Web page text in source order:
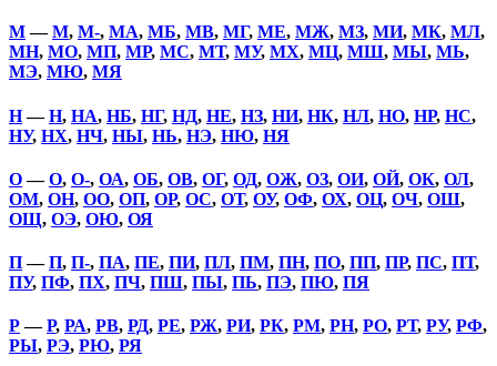
М—М, М-, МА, МБ, МВ, МГ, МЕ, МЖ, МЗ, МИ, МК, МЛ,
МН, МО, МП, МР, МС, МТ, МУ, МХ, МЦ, МШ, МЫ, МЬ,
МЭ, МЮ, МЯ
Н—Н, НА, НБ, НГ, НД, НЕ, НЗ, НИ, НК, НЛ, НО, НР, НС,
НУ, НХ, НЧ, НЫ, НЬ, НЭ, НЮ, НЯ
О—О, О-, ОА, ОБ, ОВ, ОГ, ОД, ОЖ, ОЗ, ОИ, ОЙ, ОК, ОЛ,
ОМ, ОН, ОО, ОП, ОР, ОС, ОТ, ОУ, ОФ, ОХ, ОЦ, ОЧ, ОШ,
ОЩ, ОЭ, ОЮ, ОЯ
П—П, П-, ПА, ПЕ, ПИ, ПЛ, ПМ, ПН, ПО, ПП, ПР, ПС, ПТ,
ПУ, ПФ, ПХ, ПЧ, ПШ, ПЫ, ПЬ, ПЭ, ПЮ, ПЯ
Р—Р, РА, РВ, РД, РЕ, РЖ, РИ, РК, РМ, РН, РО, РТ, РУ, РФ,
РЫ, РЭ, РЮ, РЯ